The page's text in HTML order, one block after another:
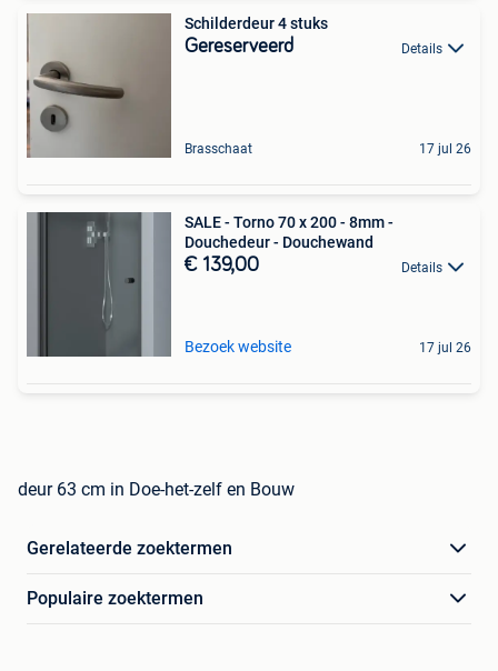
Schilderdeur 4 stuks
Gereserveerd Details
Brasschaat 17 jul 26
SALE - Torno 70 x 200 - 8mm -
Douchedeur - Douchewand
€ 139,00 Details
Bezoek website 17 jul 26
deur 63 cm in Doe-het-zelf en Bouw
Gerelateerde zoektermen
Populaire zoektermen